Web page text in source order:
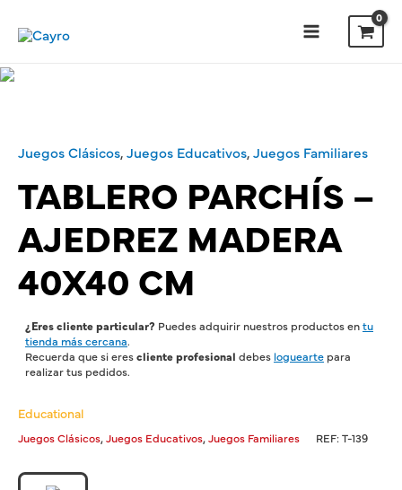
Juegos Clásicos,Juegos Educativos,Juegos Familiares
TABLERO PARCHÍS –
AJEDREZ MADERA
40X40 CM
¿Eres cliente particular? Puedes adquirir nuestros productos entu
tienda más cercana.
Recuerda que si erescliente profesional debes loguearte para
realizar tus pedidos.
Educational
Juegos Clásicos,Juegos Educativos,Juegos Familiares REF:T-139